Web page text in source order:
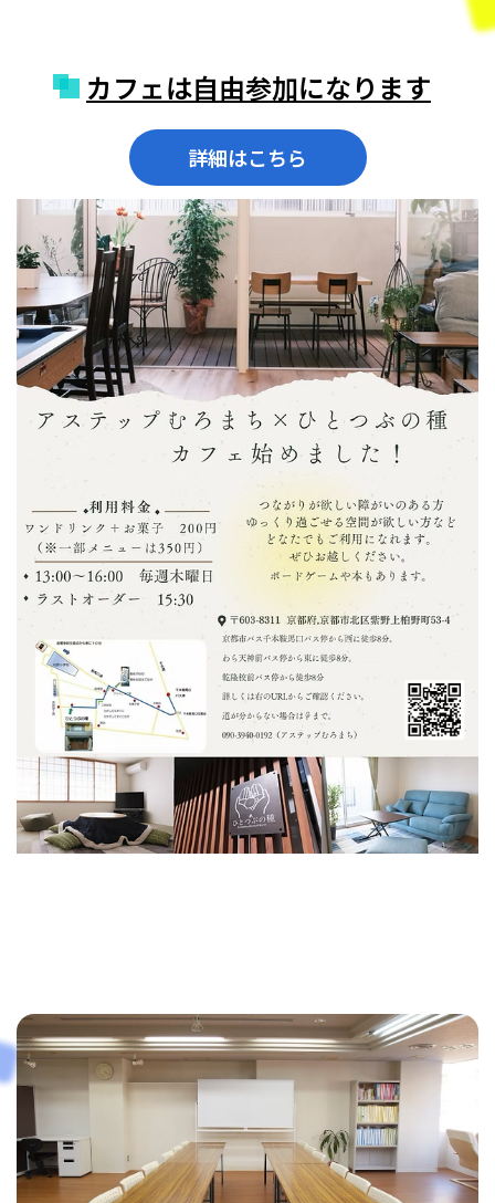
カフェは自由参加になります
詳細はこちら